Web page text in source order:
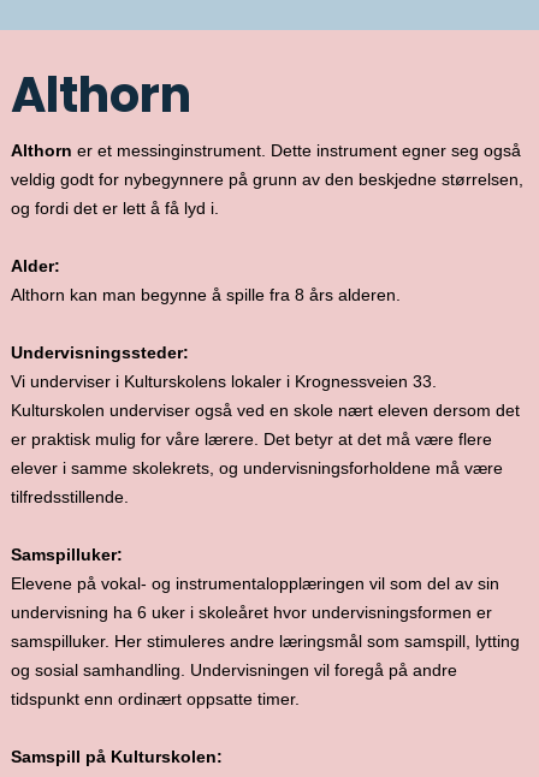
Althorn
Althorn er et messinginstrument. Dette instrument egner seg også
veldig godt for nybegynnere på grunn av den beskjedne størrelsen,
og fordi det er lett å få lyd i.
Alder:
Althorn kan man begynne å spille fra 8 års alderen.
Undervisningssteder:
Vi underviser i Kulturskolens lokaler i Krognessveien 33.
Kulturskolen underviser også ved en skole nært eleven dersom det
er praktisk mulig for våre lærere. Det betyr at det må være flere
elever i samme skolekrets, og undervisningsforholdene må være
tilfredsstillende.
Samspilluker:
Elevene på vokal- og instrumentalopplæringen vil som del av sin
undervisning ha 6 uker i skoleåret hvor undervisningsformen er
samspilluker. Her stimuleres andre læringsmål som samspill, lytting
og sosial samhandling. Undervisningen vil foregå på andre
tidspunkt enn ordinært oppsatte timer.
Samspill på Kulturskolen: